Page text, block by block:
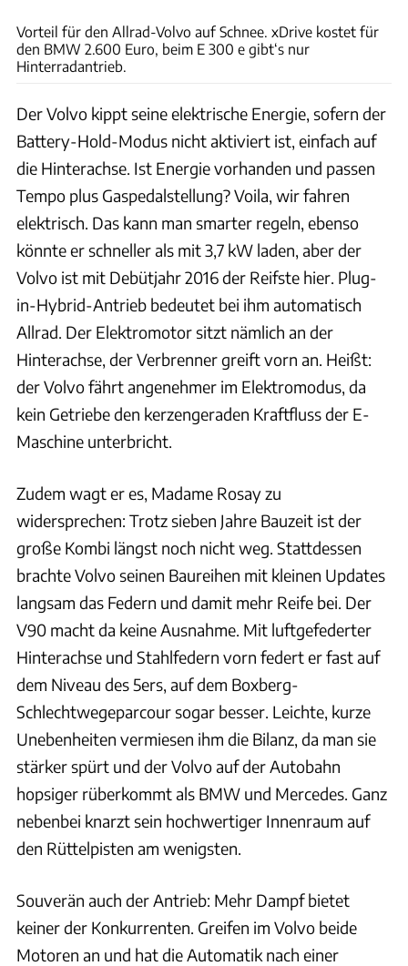
Vorteil für den Allrad-Volvo auf Schnee. xDrive kostet für
den BMW 2.600 Euro, beim E 300 e gibt‘s nur
Hinterradantrieb.
Der Volvo kippt seine elektrische Energie, sofern der
Battery-Hold-Modus nicht aktiviert ist, einfach auf
die Hinterachse. Ist Energie vorhanden und passen
Tempo plus Gaspedalstellung? Voila, wir fahren
elektrisch. Das kann man smarter regeln, ebenso
könnte er schneller als mit 3,7 kW laden, aber der
Volvo ist mit Debütjahr 2016 der Reifste hier. Plug-
in-Hybrid-Antrieb bedeutet bei ihm automatisch
Allrad. Der Elektromotor sitzt nämlich an der
Hinterachse, der Verbrenner greift vorn an. Heißt:
der Volvo fährt angenehmer im Elektromodus, da
kein Getriebe den kerzengeraden Kraftfluss der E-
Maschine unterbricht.
Zudem wagt er es, Madame Rosay zu
widersprechen: Trotz sieben Jahre Bauzeit ist der
große Kombi längst noch nicht weg. Stattdessen
brachte Volvo seinen Baureihen mit kleinen Updates
langsam das Federn und damit mehr Reife bei. Der
V90 macht da keine Ausnahme. Mit luftgefederter
Hinterachse und Stahlfedern vorn federt er fast auf
dem Niveau des 5ers, auf dem Boxberg-
Schlechtwegeparcour sogar besser. Leichte, kurze
Unebenheiten vermiesen ihm die Bilanz, da man sie
stärker spürt und der Volvo auf der Autobahn
hopsiger rüberkommt als BMW und Mercedes. Ganz
nebenbei knarzt sein hochwertiger Innenraum auf
den Rüttelpisten am wenigsten.
Souverän auch der Antrieb: Mehr Dampf bietet
keiner der Konkurrenten. Greifen im Volvo beide
Motoren an und hat die Automatik nach einer